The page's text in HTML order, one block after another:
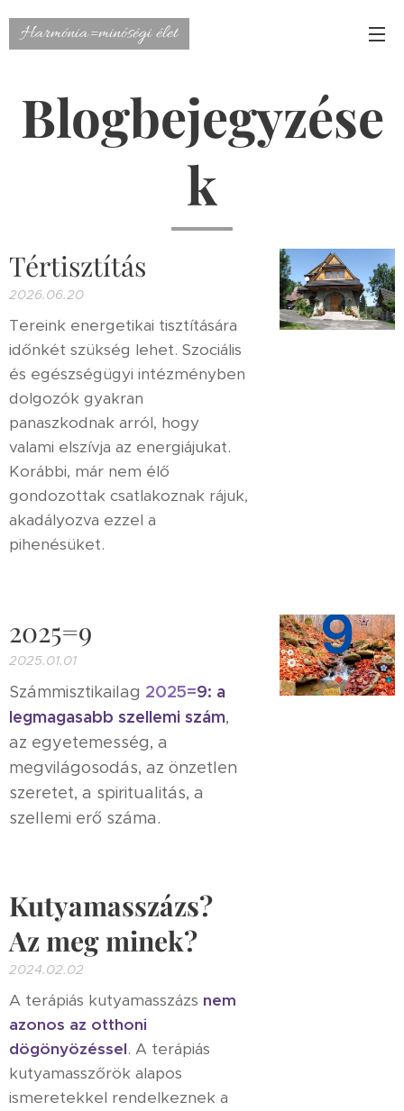
Harmónia=minőségi élet
Blogbejegyzése
k
Tértisztítás
2026.06.20
Tereink energetikai tisztítására
időnkét szükség lehet. Szociális
és egészségügyi intézményben
dolgozók gyakran
panaszkodnak arról, hogy
valami elszívja az energiájukat.
Korábbi, már nem élő
gondozottak csatlakoznak rájuk,
akadályozva ezzel a
pihenésüket.
2025=9
2025.01.01
Számmisztikailag 2025=9: a
legmagasabb szellemi szám,
az egyetemesség, a
megvilágosodás, az önzetlen
szeretet, a spiritualitás, a
szellemi erő száma.
Kutyamasszázs?
Az meg minek?
2024.02.02
A terápiás kutyamasszázs nem
azonos az otthoni
dögönyözéssel. A terápiás
kutyamasszőrök alapos
ismeretekkel rendelkeznek a